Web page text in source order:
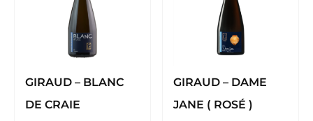
GIRAUD – BLANC
DE CRAIE
GIRAUD – DAME
JANE ( ROSÉ )